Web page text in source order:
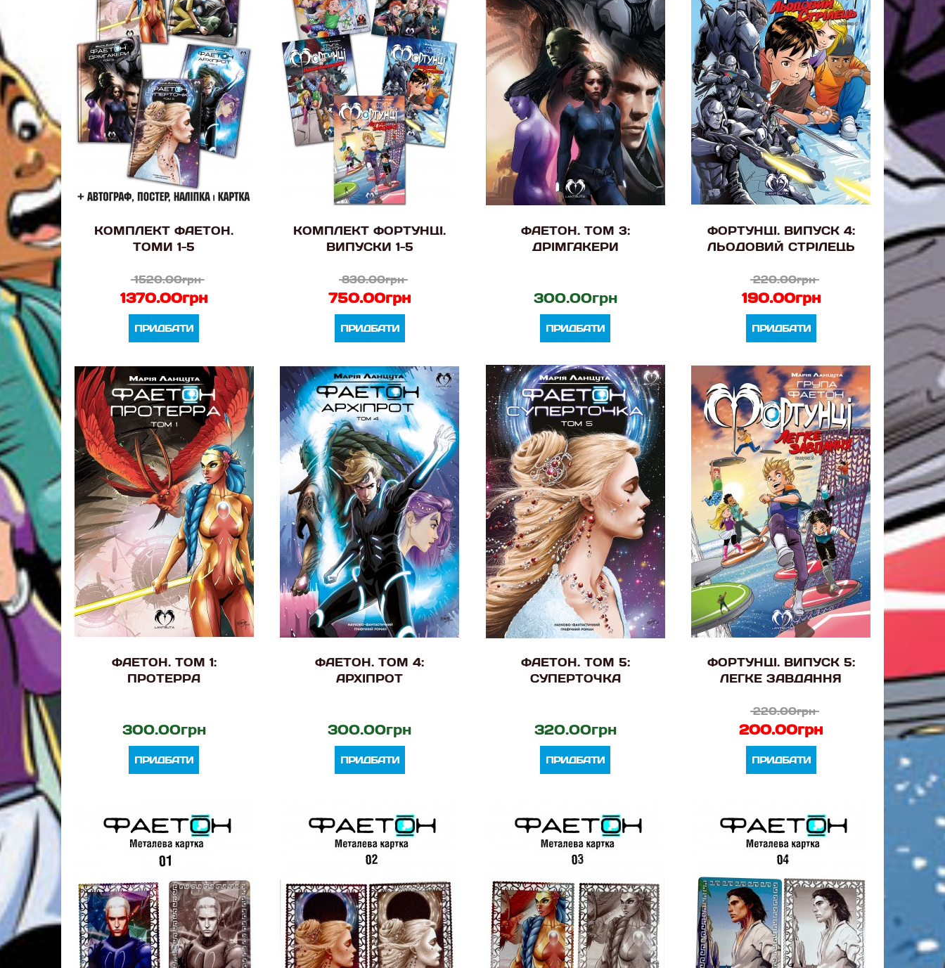
КОМПЛЕКТ ФАЕТОН.
ТОМИ 1-5
1520.00грн
1370.00грн
ПРИДБАТИ
КОМПЛЕКТ ФОРТУНЦІ.
ВИПУСКИ 1-5
830.00грн
750.00грн
ПРИДБАТИ
ФАЕТОН. ТОМ 3:
ДРІМГАКЕРИ
300.00грн
ПРИДБАТИ
ФОРТУНЦІ. ВИПУСК 4:
ЛЬОДОВИЙ СТРІЛЕЦЬ
220.00грн
190.00грн
ПРИДБАТИ
ФАЕТОН. ТОМ 1:
ПРОТЕРРА
300.00грн
ПРИДБАТИ
ФАЕТОН. ТОМ 4:
АРХІПРОТ
300.00грн
ПРИДБАТИ
ФАЕТОН. ТОМ 5:
СУПЕРТОЧКА
320.00грн
ПРИДБАТИ
ФОРТУНЦІ. ВИПУСК 5:
ЛЕГКЕ ЗАВДАННЯ
220.00грн
200.00грн
ПРИДБАТИ